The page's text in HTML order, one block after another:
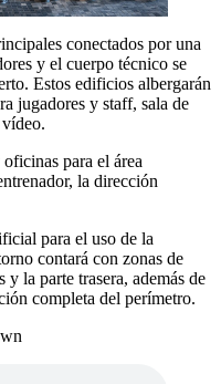
conectados por una
y el cuerpo técnico se
Estos edificios albergarán
jugadores y staff, sala de
para el área
la dirección
para el uso de la
contará con zonas de
y la parte trasera, además de
completa del perímetro.